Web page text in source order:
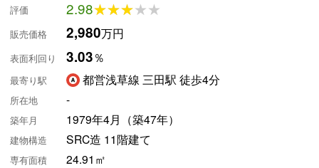
評価 2.98★★★★★
★★★★★
販売価格 2,980万円
表面利回り 3.03％
最寄り駅 都営浅草線 三田駅 徒歩4分
所在地 -
築年月 1979年4月（築47年）
建物構造 SRC造 11階建て
専有面積 24.91㎡